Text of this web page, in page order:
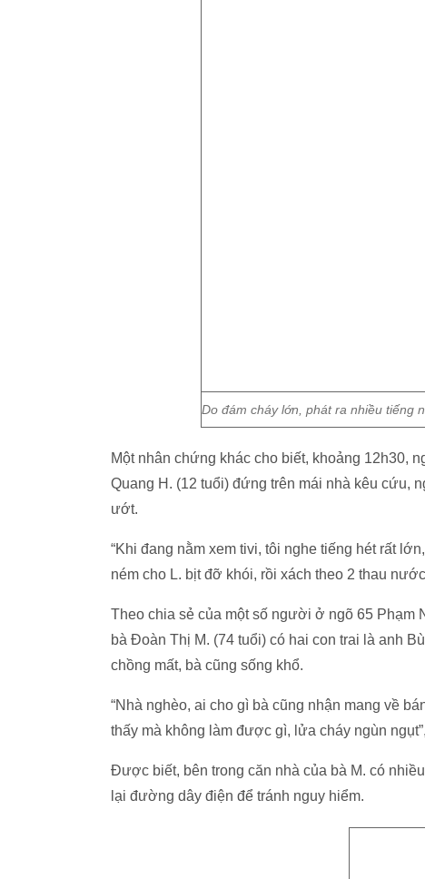
Do đám cháy lớn, phát ra nhiều tiếng
Một nhân chứng khác cho biết, khoảng 12h30,
Quang H. (12 tuổi) đứng trên mái nhà kêu cứu,
ướt.
“Khi đang nằm xem tivi, tôi nghe tiếng hét rất
ném cho L. bịt đỡ khói, rồi xách theo 2 thau
Theo chia sẻ của một số người ở ngõ 65
bà Đoàn Thị M. (74 tuổi) có hai con trai là anh
chồng mất, bà cũng sống khổ.
“Nhà nghèo, ai cho gì bà cũng nhận mang về
thấy mà không làm được gì, lửa cháy ngùn
Được biết, bên trong căn nhà của bà M. có
lại đường dây điện để tránh nguy hiểm.